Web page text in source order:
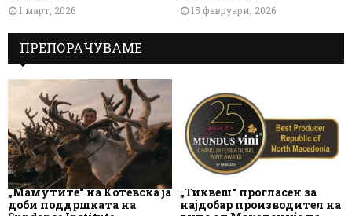
1 март, 2026 15 февруари, 2026
ПРЕПОРАЧУВАМЕ
„Мамутите“ на Котевска ја
доби поддршката на
„Тиквеш“ прогласен за
најдобар производител на